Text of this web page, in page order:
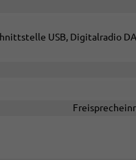
USB, Digitalradio